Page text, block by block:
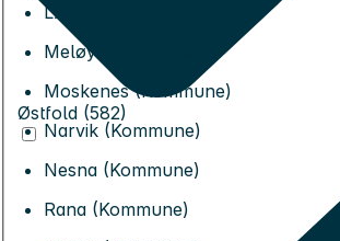
Lødingen (Kommune)
Meløy (Kommune)
Moskenes (Kommune)
Narvik (Kommune)
Nesna (Kommune)
Rana (Kommune)
Østfold (582)